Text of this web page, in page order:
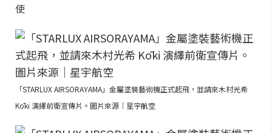
使
「STARLUX AIRSORAYAMA」金屬塗裝藝術機正式起飛，並請來木村光希
Kōki 演繹前衛宣傳片。圖片來源｜星宇航空